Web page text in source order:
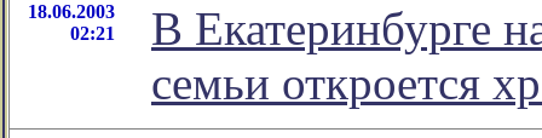
18.06.2003
02:21
В Екатеринбурге
семьи откроется